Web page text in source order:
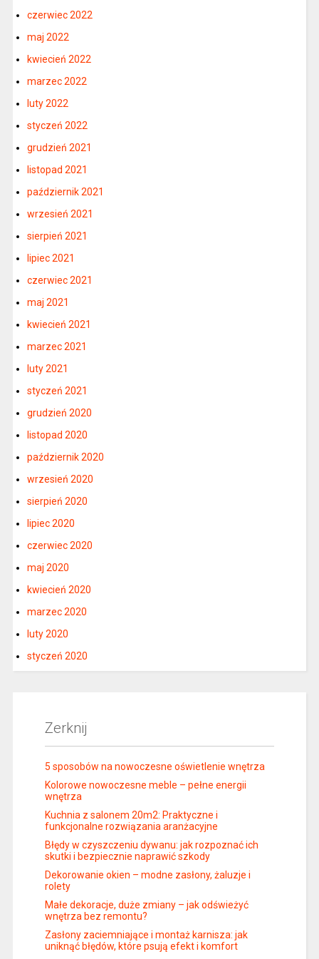
czerwiec 2022
maj 2022
kwiecień 2022
marzec 2022
luty 2022
styczeń 2022
grudzień 2021
listopad 2021
październik 2021
wrzesień 2021
sierpień 2021
lipiec 2021
czerwiec 2021
maj 2021
kwiecień 2021
marzec 2021
luty 2021
styczeń 2021
grudzień 2020
listopad 2020
październik 2020
wrzesień 2020
sierpień 2020
lipiec 2020
czerwiec 2020
maj 2020
kwiecień 2020
marzec 2020
luty 2020
styczeń 2020
Zerknij
5 sposobów na nowoczesne oświetlenie wnętrza
Kolorowe nowoczesne meble – pełne energii
wnętrza
Kuchnia z salonem 20m2: Praktyczne i
funkcjonalne rozwiązania aranżacyjne
Błędy w czyszczeniu dywanu: jak rozpoznać ich
skutki i bezpiecznie naprawić szkody
Dekorowanie okien – modne zasłony, żaluzje i
rolety
Małe dekoracje, duże zmiany – jak odświeżyć
wnętrza bez remontu?
Zasłony zaciemniające i montaż karnisza: jak
uniknąć błędów, które psują efekt i komfort